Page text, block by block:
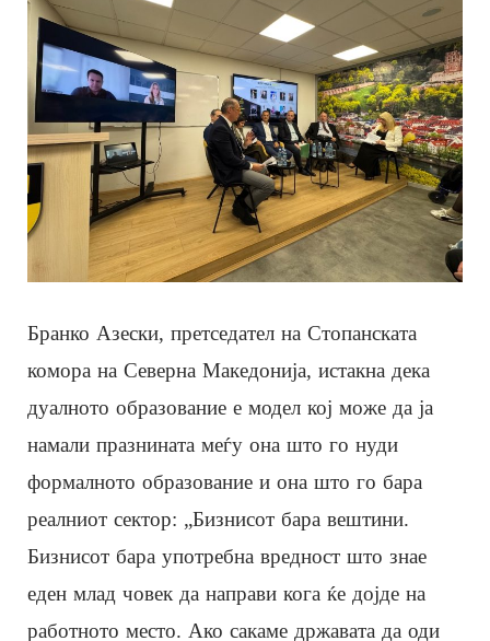
Бранко Азески, претседател на Стопанската
комора на Северна Македонија, истакна дека
дуалното образование е модел кој може да ја
намали празнината меѓу она што го нуди
формалното образование и она што го бара
реалниот сектор: „Бизнисот бара вештини.
Бизнисот бара употребна вредност што знае
еден млад човек да направи кога ќе дојде на
работното место. Ако сакаме државата да оди